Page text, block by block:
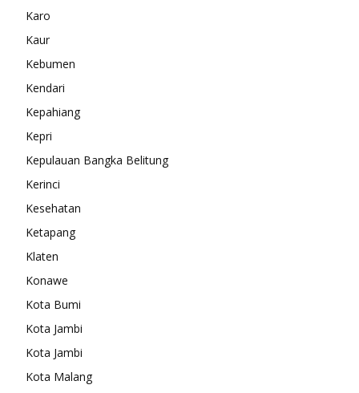
Karo
Kaur
Kebumen
Kendari
Kepahiang
Kepri
Kepulauan Bangka Belitung
Kerinci
Kesehatan
Ketapang
Klaten
Konawe
Kota Bumi
Kota Jambi
Kota Jambi
Kota Malang